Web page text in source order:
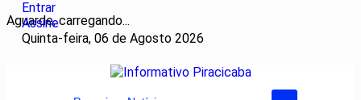
Aguarde, carregando...
Entrar
Assine
Quinta-feira, 06 de Agosto 2026